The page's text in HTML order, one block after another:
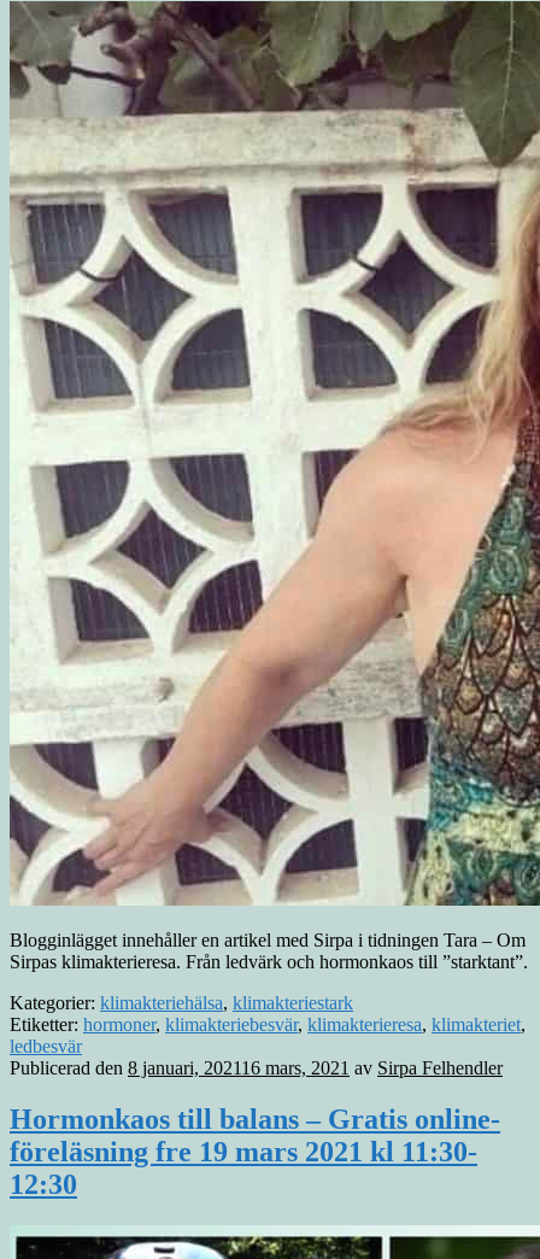
Blogginlägget innehåller en artikel med Sirpa i tidningen Tara – Om
Sirpas klimakterieresa. Från ledvärk och hormonkaos till ”starktant”.
Kategorier: klimakteriehälsa, klimakteriestark
Etiketter: hormoner, klimakteriebesvär, klimakterieresa, klimakteriet,
ledbesvär
Publicerad den 8 januari, 202116 mars, 2021 av Sirpa Felhendler
Hormonkaos till balans – Gratis online-
föreläsning fre 19 mars 2021 kl 11:30-
12:30